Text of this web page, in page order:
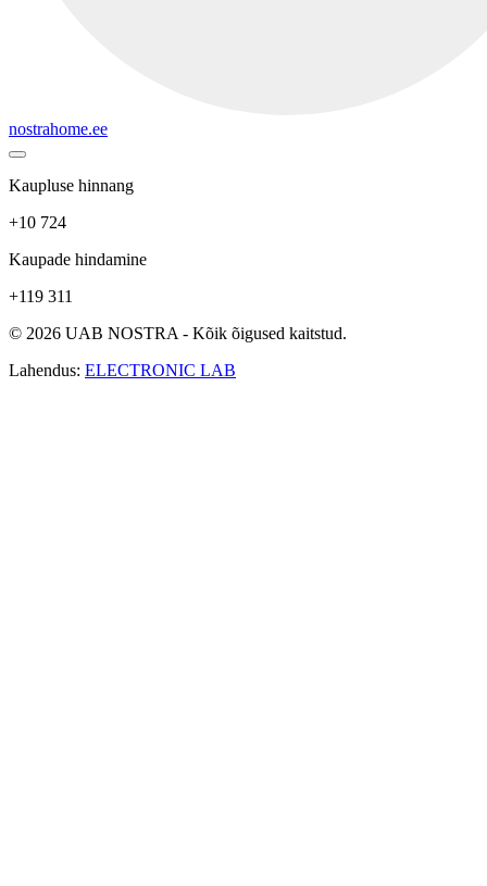
nostrahome.ee
Kaupluse hinnang
+10 724
Kaupade hindamine
+119 311
© 2026 UAB NOSTRA - Kõik õigused kaitstud.
Lahendus: ELECTRONIC LAB